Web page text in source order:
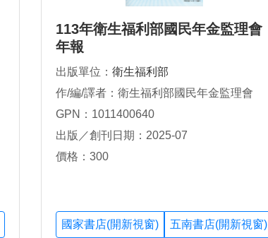
113年衛生福利部國民年金監理會
年報
出版單位： 衛生福利部
作/編/譯者：衛生福利部國民年金監理會
GPN：1011400640
出版／創刊日期：2025-07
價格：300
國家書店(開新視窗) 五南書店(開新視窗)